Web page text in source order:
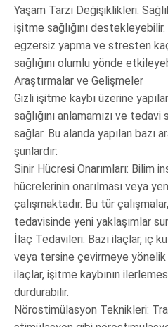
Yaşam Tarzı Değişiklikleri:
işitme sağlığını
egzersiz yapma ve stresten
sağlığını olumlu yönde
Araştırmalar ve Gelişmeler
Gizli işitme kaybı üzerine
sağlığını anlamamızı ve
sağlar. Bu alanda yapılan bazı
şunlardır:
Sinir Hücresi Onarımları: Bilim
hücrelerinin onarılması veya
çalışmaktadır. Bu tür
tedavisinde yeni yaklaşımlar
İlaç Tedavileri: Bazı ilaçlar, iç
veya tersine çevirmeye yönelik
ilaçlar, işitme kaybının
durdurabilir.
Nörostimülasyon Teknikleri: